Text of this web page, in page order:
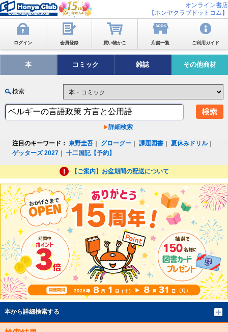
オンライン書店
【ホンヤクラブドットコム】
ログイン 会員登録 買い物かご 店舗一覧 ご利用ガイド
本 コミック 雑誌 その他商材
検索
詳細検索
注目のキーワード： 東野圭吾 グローグー ｜課題図書 ｜夏休みドリル｜
ゲッターズ 2027 ｜十二国記【予約】
【ご案内】お盆期間の配送について
本から詳細検索する